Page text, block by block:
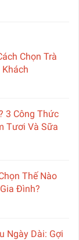
Chọn Trà
3 Công Thức
Tươi Và Sữa
Thế Nào
Đình?
Ngày Dài: Gợi